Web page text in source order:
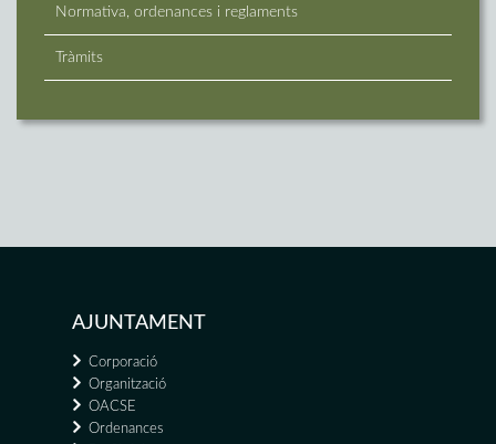
Normativa, ordenances i reglaments
Tràmits
AJUNTAMENT
Corporació
Organització
OACSE
Ordenances